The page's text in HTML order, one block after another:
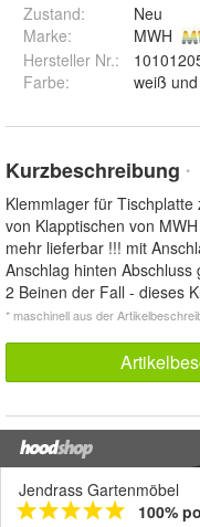
Zustand:
Neu
Marke:
MWH
Hersteller Nr.:
Farbe:
Kurzbeschreibung *
Klemmlager für
von Klapptischen von
mehr lieferbar !!! mit
Anschlag hinten
2 Beinen der Fall - dieses
* maschinell aus der
Jendrass Gartenmöbel
100%